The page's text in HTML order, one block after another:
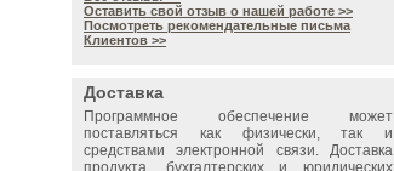
Оставить свой отзыв о нашей работе >>
Посмотреть рекомендательные письма
Клиентов >>
Доставка
Программное обеспечение может
поставляться как физически, так и
средствами электронной связи. Доставка
продукта, бухгалтерских и юридических